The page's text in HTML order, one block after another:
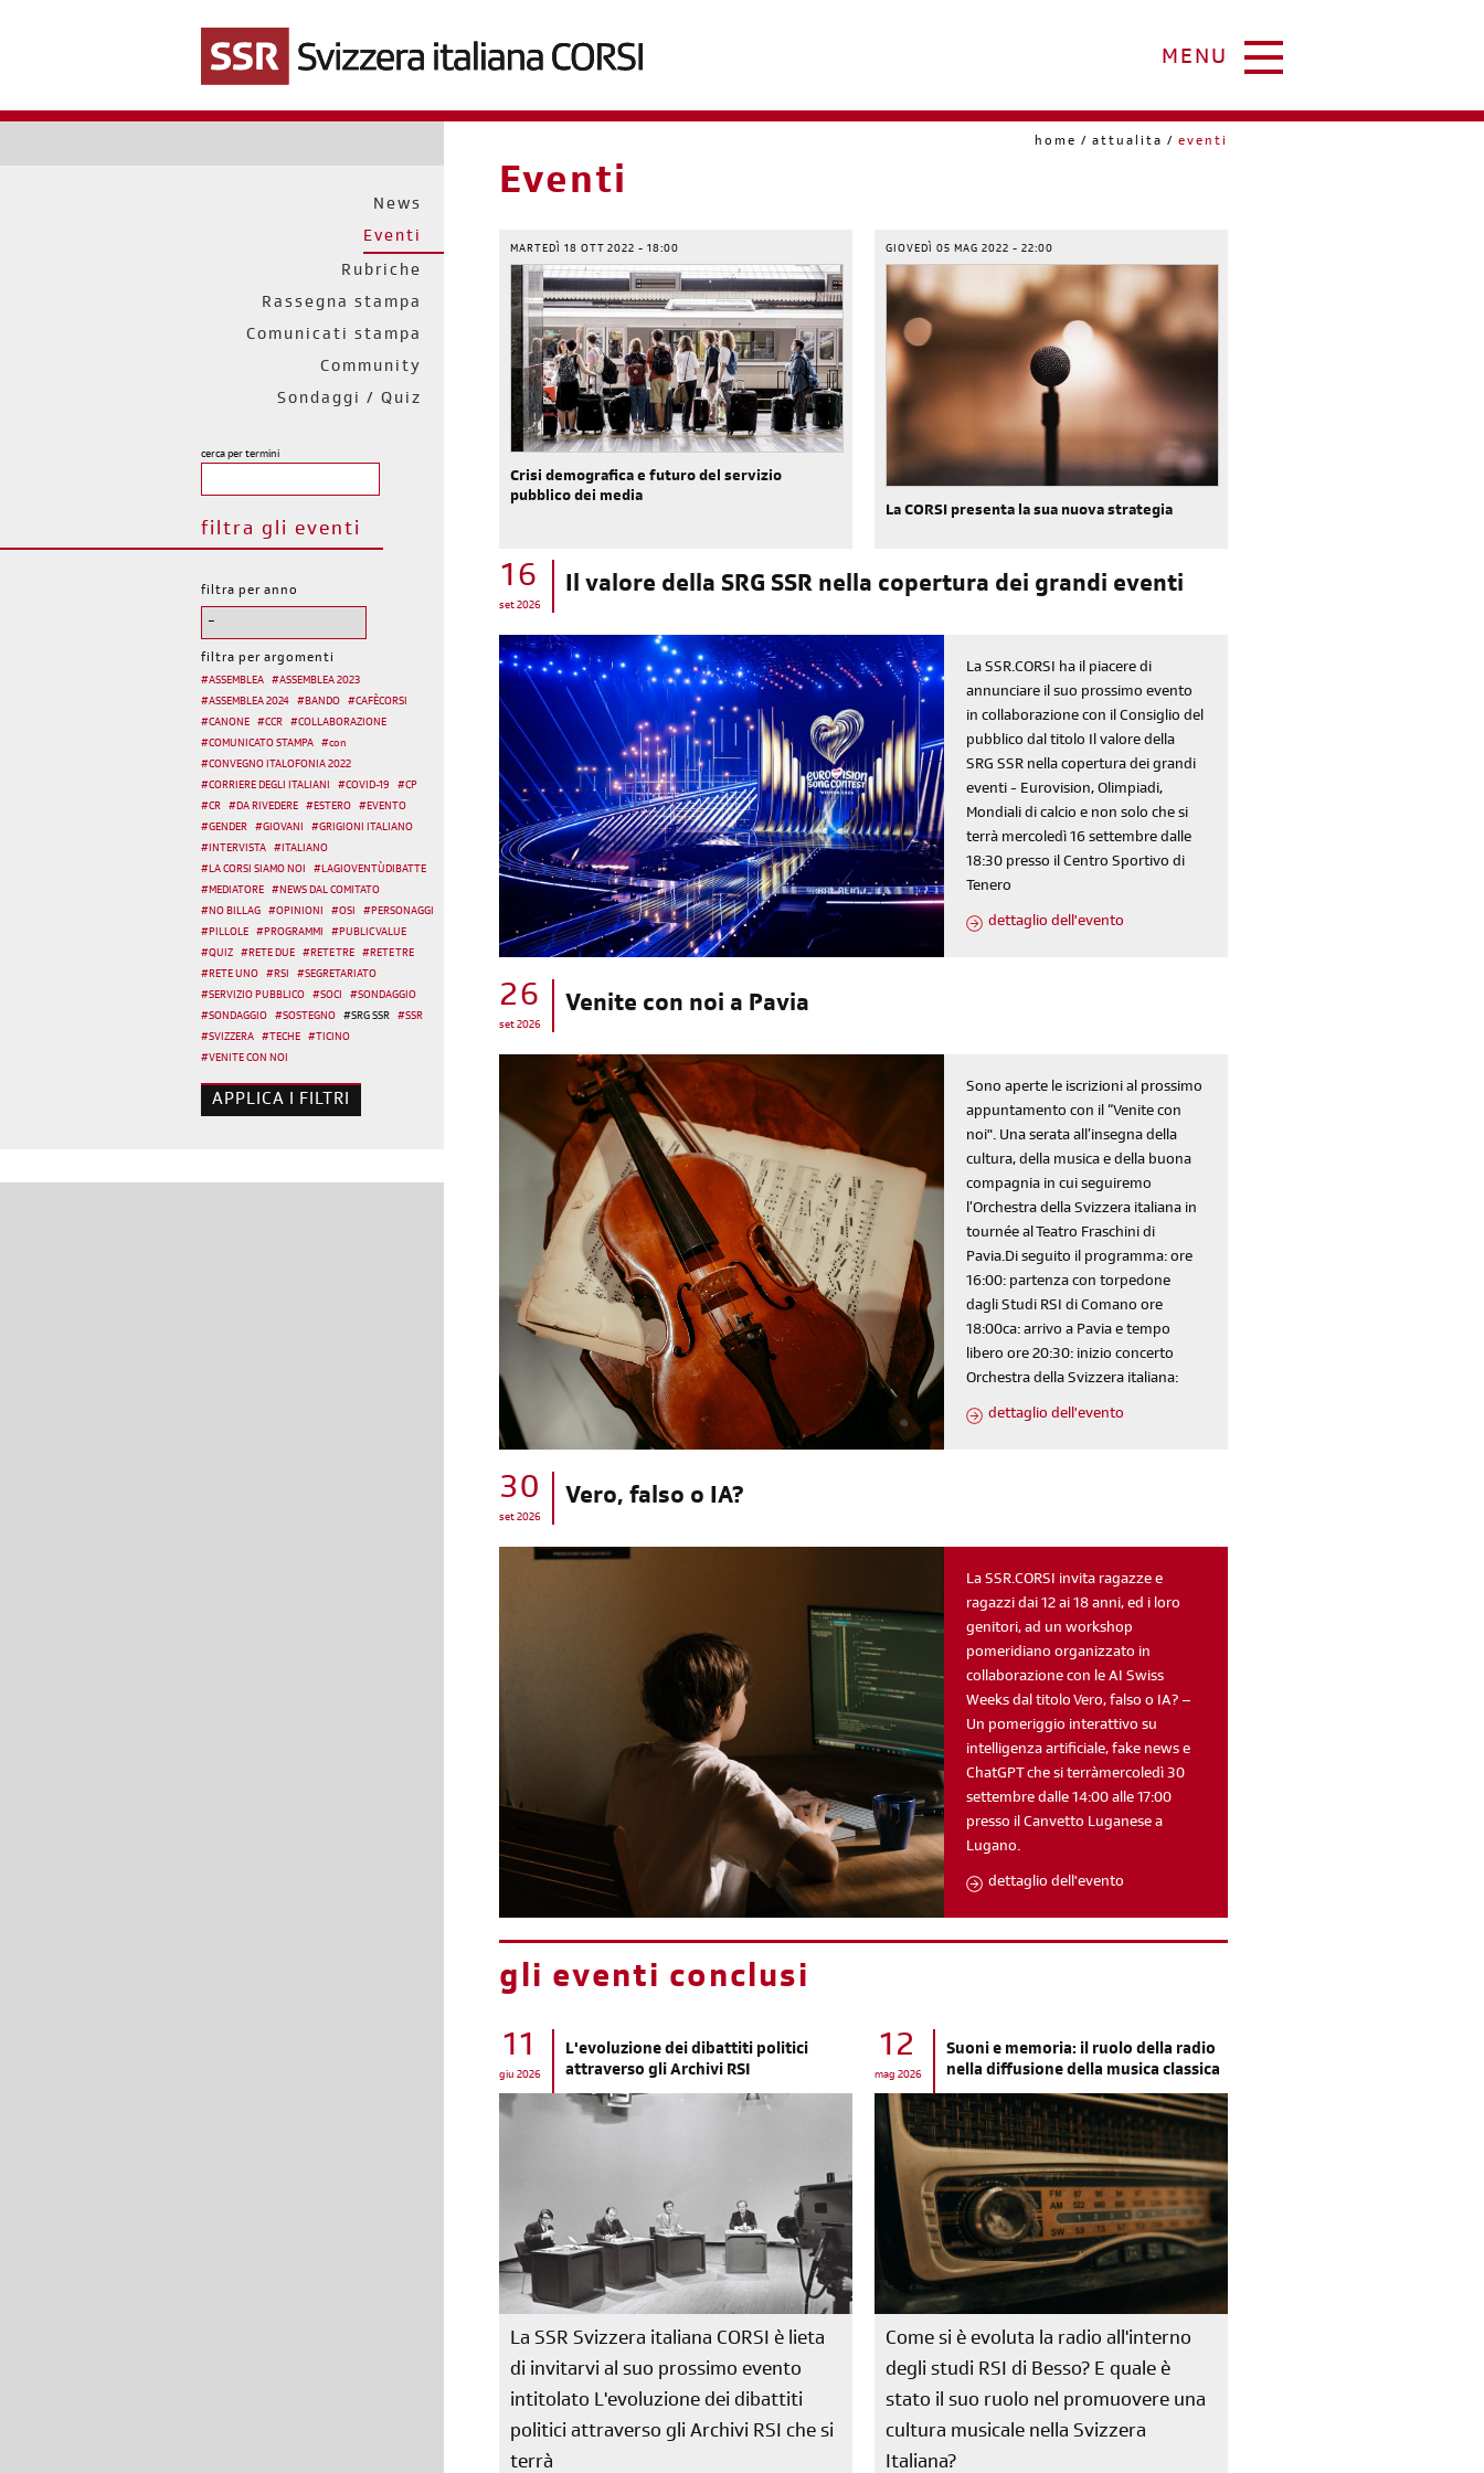
MENU
diventa socia/o
iscriviti subito
iscriviti
Reimposta la tua password
News
Eventi
Rubriche
Rassegna stampa
Comunicati stampa
Community
Sondaggi / Quiz
cerca per termini
filtra gli eventi
filtra per anno
filtra per argomenti
#ASSEMBLEA #ASSEMBLEA 2023
#ASSEMBLEA 2024 #BANDO #CAFÈCORSI
#CANONE #CCR #COLLABORAZIONE
#COMUNICATO STAMPA #con
#CONVEGNO ITALOFONIA 2022
#CORRIERE DEGLI ITALIANI #COVID-19 #CP
#CR #DA RIVEDERE #ESTERO #EVENTO
#GENDER #GIOVANI #GRIGIONI ITALIANO
#INTERVISTA #ITALIANO
#LA CORSI SIAMO NOI #LAGIOVENTÙDIBATTE
#MEDIATORE #NEWS DAL COMITATO
#NO BILLAG #OPINIONI #OSI #PERSONAGGI
#PILLOLE #PROGRAMMI #PUBLIC VALUE
#QUIZ #RETE DUE #RETE TRE #RETE TRE
#RETE UNO #RSI #SEGRETARIATO
#SERVIZIO PUBBLICO #SOCI #SONDAGGIO
#SONDAGGIO #SOSTEGNO #SRG SSR #SSR
#SVIZZERA # TECHE # TICINO
#VENITE CON NOI
home attualita eventi
Eventi
MARTEDÌ 18 OTT 2022 - 18:00
Crisi demografica e futuro del servizio
pubblico dei media
GIOVEDÌ 05 MAG 2022 - 22:00
La CORSI presenta la sua nuova strategia
16
set 2026
Il valore della SRG SSR nella copertura dei grandi eventi
La SSR.CORSI ha il piacere di
annunciare il suo prossimo evento
in collaborazione con il Consiglio del
pubblico dal titolo Il valore della
SRG SSR nella copertura dei grandi
eventi - Eurovision, Olimpiadi,
Mondiali di calcio e non solo che si
terrà mercoledì 16 settembre dalle
18:30 presso il Centro Sportivo di
Tenero
dettaglio dell'evento
26
set 2026
Venite con noi a Pavia
Sono aperte le iscrizioni al prossimo
appuntamento con il “Venite con
noi". Una serata all’insegna della
cultura, della musica e della buona
compagnia in cui seguiremo
l’Orchestra della Svizzera italiana in
tournée al Teatro Fraschini di
Pavia.Di seguito il programma: ore
16:00: partenza con torpedone
dagli Studi RSI di Comano ore
18:00ca: arrivo a Pavia e tempo
libero ore 20:30: inizio concerto
Orchestra della Svizzera italiana:
dettaglio dell'evento
30
set 2026
Vero, falso o IA?
La SSR.CORSI invita ragazze e
ragazzi dai 12 ai 18 anni, ed i loro
genitori, ad un workshop
pomeridiano organizzato in
collaborazione con le AI Swiss
Weeks dal titolo Vero, falso o IA? –
Un pomeriggio interattivo su
intelligenza artificiale, fake news e
ChatGPT che si terràmercoledì 30
settembre dalle 14:00 alle 17:00
presso il Canvetto Luganese a
Lugano.
dettaglio dell'evento
gli eventi conclusi
11
giu 2026
L'evoluzione dei dibattiti politici
attraverso gli Archivi RSI
La SSR Svizzera italiana CORSI è lieta
di invitarvi al suo prossimo evento
intitolato L'evoluzione dei dibattiti
politici attraverso gli Archivi RSI che si
terrà
12
mag 2026
Suoni e memoria: il ruolo della radio
nella diffusione della musica classica
Come si è evoluta la radio all'interno
degli studi RSI di Besso? E quale è
stato il suo ruolo nel promuovere una
cultura musicale nella Svizzera
Italiana?